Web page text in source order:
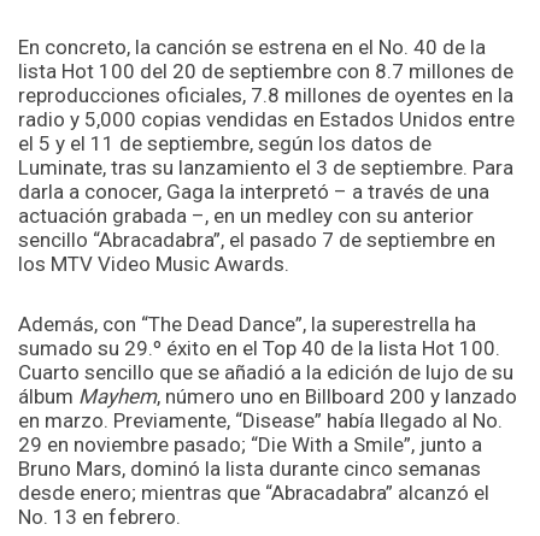
En concreto, la canción se estrena en el No. 40 de la
lista Hot 100 del 20 de septiembre con 8.7 millones de
reproducciones oficiales, 7.8 millones de oyentes en la
radio y 5,000 copias vendidas en Estados Unidos entre
el 5 y el 11 de septiembre, según los datos de
Luminate, tras su lanzamiento el 3 de septiembre. Para
darla a conocer, Gaga la interpretó – a través de una
actuación grabada –, en un medley con su anterior
sencillo “Abracadabra”, el pasado 7 de septiembre en
los MTV Video Music Awards.
Además, con “The Dead Dance”, la superestrella ha
sumado su 29.º éxito en el Top 40 de la lista Hot 100.
Cuarto sencillo que se añadió a la edición de lujo de su
álbum Mayhem, número uno en Billboard 200 y lanzado
en marzo. Previamente, “Disease” había llegado al No.
29 en noviembre pasado; “Die With a Smile”, junto a
Bruno Mars, dominó la lista durante cinco semanas
desde enero; mientras que “Abracadabra” alcanzó el
No. 13 en febrero.